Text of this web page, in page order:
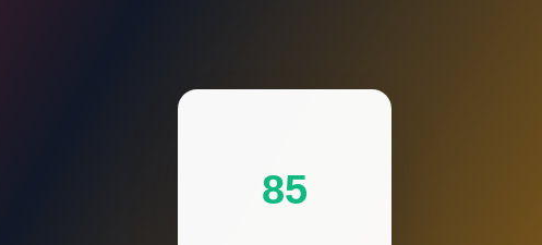
85